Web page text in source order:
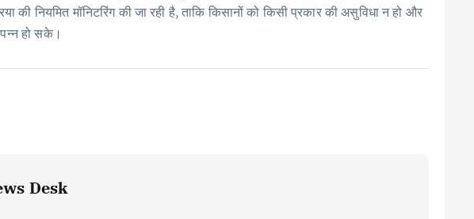
की नियमित मॉनिटरिंग की जा रही है, ताकि किसानों को किसी प्रकार की असुविधा न हो और
हो सके।
Desk